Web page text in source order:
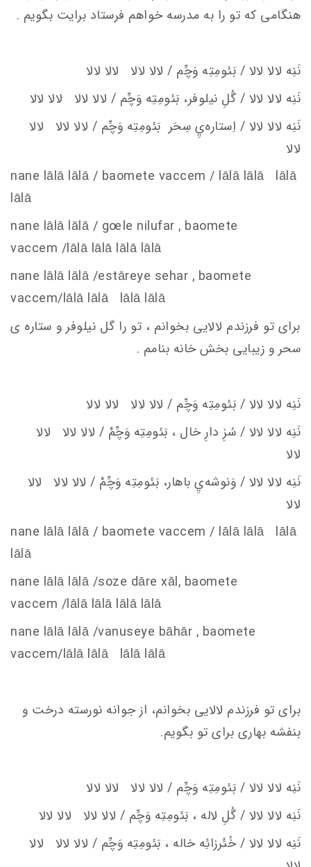
هنگامی که تو را به مدرسه خواهم فرستاد برایت بگویم .
نَنِه لالا لالا / بَئومِتِه وَچِّم / لالا لالا لالا لالا
نَنِه لالا لالا / گُلِ نيلوفر، بَئومِتِه وَچِّم / لالا لالا لالا لالا
نَنِه لالا لالا / اِستاره‌يِ سِحَر بَئومِتِه وَچِّم / لالا لالا لالا
لالا
nane lālā lālā / baomete vaccem / lālā lālā lālā
lālā
nane lālā lālā / goele nilufar , baomete
vaccem /lālā lālā lālā lālā
nane lālā lālā /estāreye sehar , baomete
vaccem/lālā lālā lālā lālā
برای تو فرزندم لالایی بخوانم ، تو را گل نیلوفر و ستاره ی
سحر و زیبایی بخش خانه بنامم .
نَنِه لالا لالا / بَئومِتِه وَچِّم / لالا لالا لالا لالا
نَنِه لالا لالا / سُزِ دارِ خال ، بَئومِتِه وَچِّمْ / لالا لالا لالا
لالا
نَنِه لالا لالا / وَنوشه‌يِ باهار، بَئومِتِه وَچِّمْ / لالا لالا لالا
لالا
nane lālā lālā / baomete vaccem / lālā lālā lālā
lālā
nane lālā lālā /soze dāre xāl, baomete
vaccem /lālā lālā lālā lālā
nane lālā lālā /vanuseye bāhār , baomete
vaccem/lālā lālā lālā lālā
برای تو فرزندم لالایی بخوانم، از جوانه نورسته درخت و
بنفشه بهاری برای تو بگویم.
نَنِه لالا لالا / بَئومِتِه وَچِّم / لالا لالا لالا لالا
نَنِه لالا لالا / گُلِ لاله ، بَئومِتِه وَچِّم / لالا لالا لالا لالا
نَنِه لالا لالا / خُئَرزائِه خاله ، بَئومِتِه وَچِّم / لالا لالا لالا